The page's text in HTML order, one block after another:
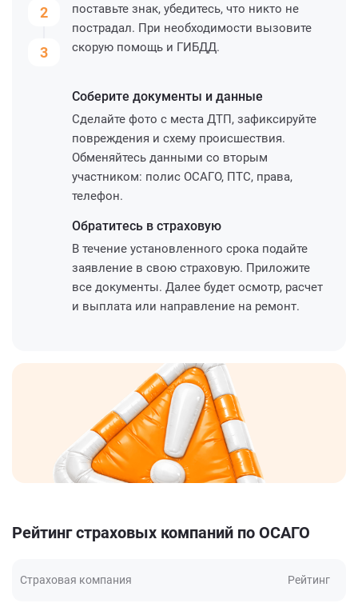
2
3
поставьте знак, убедитесь, что никто не
пострадал. При необходимости вызовите
скорую помощь и ГИБДД.
Соберите документы и данные
Сделайте фото с места ДТП, зафиксируйте
повреждения и схему происшествия.
Обменяйтесь данными со вторым
участником: полис ОСАГО, ПТС, права,
телефон.
Обратитесь в страховую
В течение установленного срока подайте
заявление в свою страховую. Приложите
все документы. Далее будет осмотр, расчет
и выплата или направление на ремонт.
Рейтинг страховых компаний по ОСАГО
Страховая компания Рейтинг